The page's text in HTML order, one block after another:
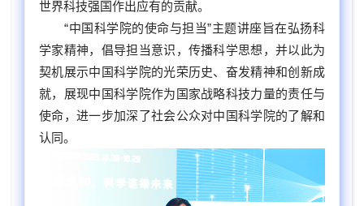
世界科技强国作出应有的贡献。
“中国科学院的使命与担当”主题讲座旨在弘扬科
学家精神，倡导担当意识，传播科学思想，并以此为
契机展示中国科学院的光荣历史、奋发精神和创新成
就，展现中国科学院作为国家战略科技力量的责任与
使命，进一步加深了社会公众对中国科学院的了解和
认同。